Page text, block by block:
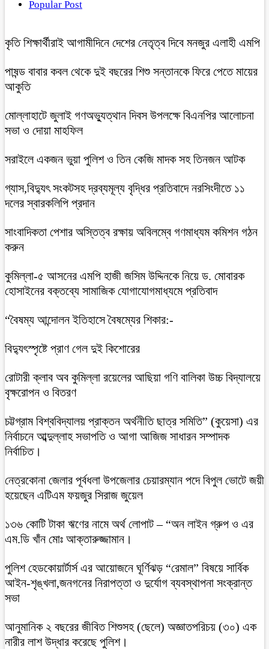
Popular Post
কৃতি শিক্ষার্থীরাই আগামীদিনে দেশের নেতৃত্ব দিবে মনজুর এলাহী এমপি
পাষন্ড বাবার কবল থেকে দুই বছরের শিশু সন্তানকে ফিরে পেতে মায়ের
আকুতি
মোল্লাহাটে জুলাই গণঅভ্যুত্থান দিবস উপলক্ষে বিএনপির আলোচনা
সভা ও দোয়া মাহফিল
সরাইলে একজন ভুয়া পুলিশ ও তিন কেজি মাদক সহ তিনজন আটক
গ্যাস,বিদ্যুৎ সংকটসহ দ্রব্যমূল্য বৃদ্ধির প্রতিবাদে নরসিংদীতে ১১
দলের স্বারকলিপি প্রদান
সাংবাদিকতা পেশার অস্তিত্ব রক্ষায় অবিলম্বে গণমাধ্যম কমিশন গঠন
করুন
কুমিল্লা-৫ আসনের এমপি হাজী জসিম উদ্দিনকে নিয়ে ড. মোবারক
হোসাইনের বক্তব্যে সামাজিক যোগাযোগমাধ্যমে প্রতিবাদ
“বৈষম্য আন্দোলন ইতিহাসে বৈষম্যের শিকার:-
বিদ্যুৎস্পৃষ্টে প্রাণ গেল দুই কিশোরের
রোটারী ক্লাব অব কুমিল্লা রয়েলের আছিয়া গণি বালিকা উচ্চ বিদ্যালয়ে
বৃক্ষরোপন ও বিতরণ
চট্টগ্রাম বিশ্ববিদ্যালয় প্রাক্তন অর্থনীতি ছাত্র সমিতি” (কুয়েসা) এর
নির্বাচনে আব্দুল্লাহ সভাপতি ও আগা আজিজ সাধারন সম্পাদক
নির্বাচিত।
নেত্রকোনা জেলার পূর্বধলা উপজেলার চেয়ারম্যান পদে বিপুল ভোটে জয়ী
হয়েছেন এটিএম ফয়জুর সিরাজ জুয়েল
১৩৬ কোটি টাকা ঋণের নামে অর্থ লোপাট – “অন লাইন গ্রুপ ও এর
এম.ডি খাঁন মোঃ আক্তারুজ্জামান।
পুলিশ হেডকোয়ার্টার্স এর আয়োজনে ঘূর্ণিঝড় “রেমাল” বিষয়ে সার্বিক
আইন-শৃঙ্খলা,জনগনের নিরাপত্তা ও দুর্যোগ ব্যবস্থাপনা সংক্রান্ত
সভা
আনুমানিক ২ বছরের জীবিত শিশুসহ (ছেলে) অজ্ঞাতপরিচয় (৩০) এক
নারীর লাশ উদ্ধার করেছে পুলিশ।